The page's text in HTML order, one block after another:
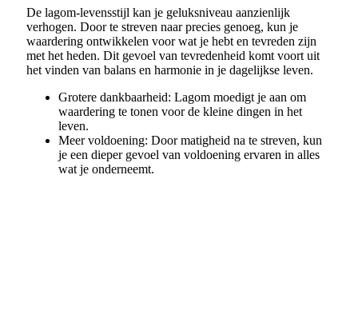
De lagom-levensstijl kan je geluksniveau aanzienlijk
verhogen. Door te streven naar precies genoeg, kun je
waardering ontwikkelen voor wat je hebt en tevreden zijn
met het heden. Dit gevoel van tevredenheid komt voort uit
het vinden van balans en harmonie in je dagelijkse leven.
Grotere dankbaarheid: Lagom moedigt je aan om
waardering te tonen voor de kleine dingen in het
leven.
Meer voldoening: Door matigheid na te streven, kun
je een dieper gevoel van voldoening ervaren in alles
wat je onderneemt.